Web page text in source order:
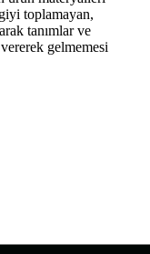
toplamayan,
tanımlar ve
gelmemesi